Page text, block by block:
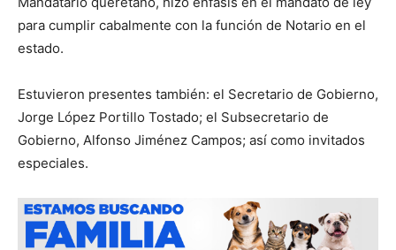
para cumplir cabalmente con la función de Notario en el
estado.
Estuvieron presentes también: el Secretario de Gobierno,
Jorge López Portillo Tostado; el Subsecretario de
Gobierno, Alfonso Jiménez Campos; así como invitados
especiales.